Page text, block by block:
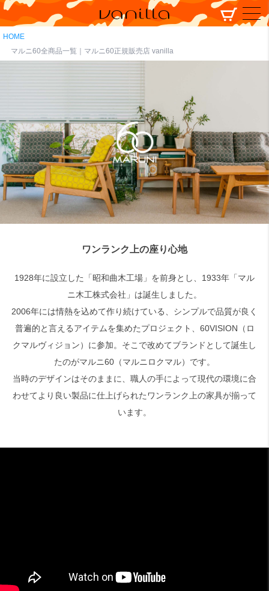
HOME
マルニ60全商品一覧｜マルニ60正規販売店 vanilla
検索
ワンランク上の座り心地
1928年に設立した「昭和曲木工場」を前身とし、1933年「マル
ニ木工株式会社」は誕生しました。
2006年には情熱を込めて作り続けている、シンプルで品質が良く
普遍的と言えるアイテムを集めたプロジェクト、60VISION（ロ
クマルヴィジョン）に参加。そこで改めてブランドとして誕生し
たのがマルニ60（マルニロクマル）です。
当時のデザインはそのままに、職人の手によって現代の環境に合
わせてより良い製品に仕上げられたワンランク上の家具が揃って
います。